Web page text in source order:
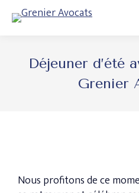
Déjeuner d’été
Grenier
Nous profitons de ce